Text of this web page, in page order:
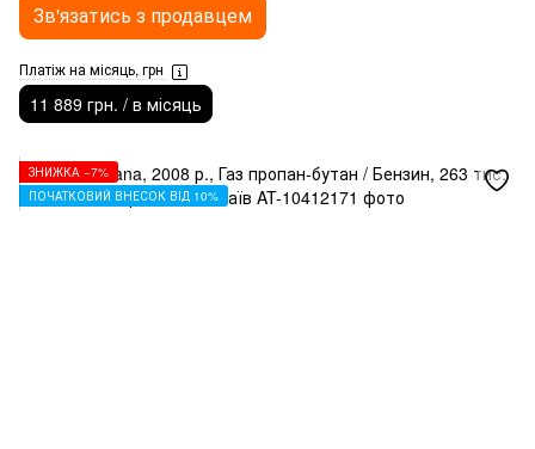
Зв'язатись з продавцем
Платіж на місяць, грн
11 889 грн. / в місяць
ЗНИЖКА −7%
ПОЧАТКОВИЙ ВНЕСОК ВІД 10%